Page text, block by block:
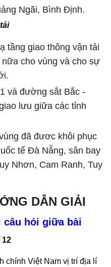
Ngãi, Bình Định.
tầng giao thông vận tải
cho vùng và cho sự
và đường sắt Bắc -
lưu giữa các tỉnh
đã đươc khôi phục
tế Đà Nẵng, sân bay
Nhơn, Cam Ranh, Tuy
DẪN GIẢI
hỏi giữa bài
12
chính Việt Nam vị trí địa lí